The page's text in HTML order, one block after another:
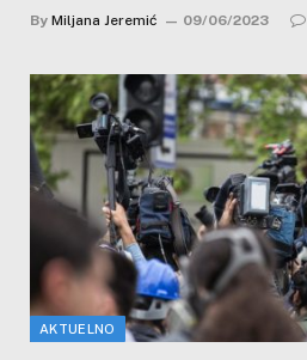
By Miljana Jeremić 09/06/2023
AKTUELNO